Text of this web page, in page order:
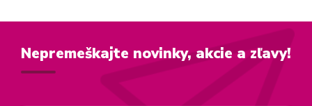
Nepremeškajte novinky, akcie a zľavy!